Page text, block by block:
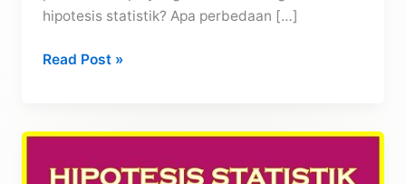
hipotesis statistik? Apa perbedaan […]
Perbedaan
Statistik
Read Post »